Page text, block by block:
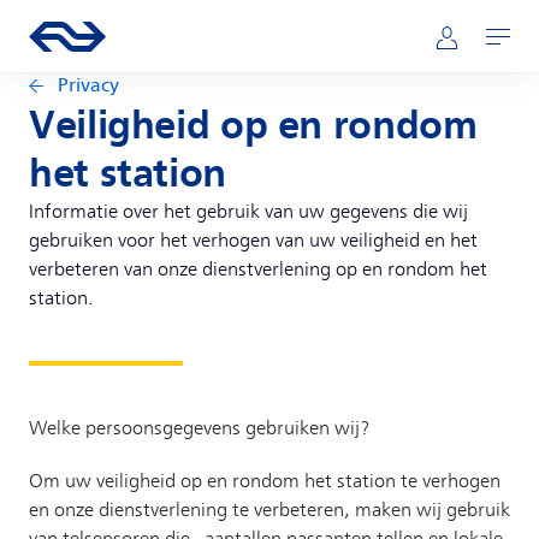
Hoofdnavigatie
Ga naar de homepage van ns.nl Mijn NS
Openen
Privacy
Veiligheid op en rondom
het station
Informatie over het gebruik van uw gegevens die wij
gebruiken voor het verhogen van uw veiligheid en het
verbeteren van onze dienstverlening op en rondom het
station.